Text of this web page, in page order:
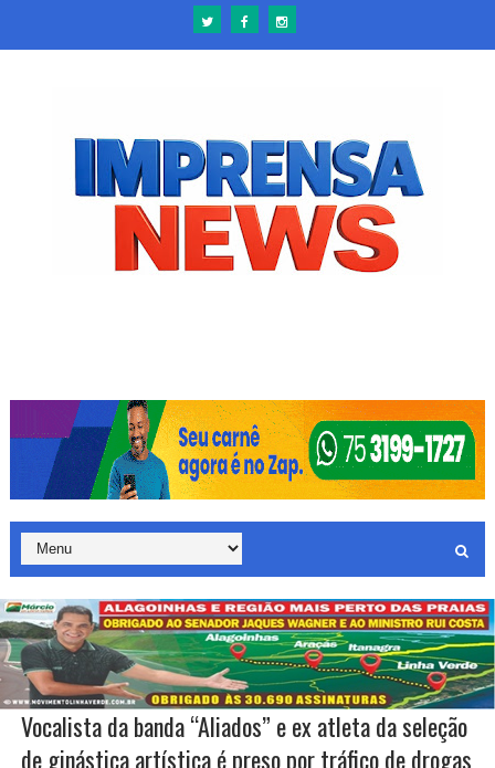
Vocalista da banda “Aliados” e ex atleta da seleção
de ginástica artística é preso por tráfico de drogas